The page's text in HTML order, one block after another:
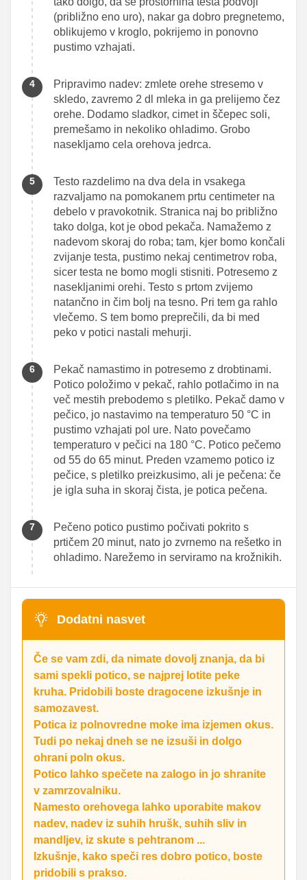
(približno eno uro), nakar ga dobro pregnetemo,
oblikujemo v kroglo, pokrijemo in ponovno
pustimo vzhajati.
Pripravimo nadev: zmlete orehe stresemo v
skledo, zavremo 2 dl mleka in ga prelijemo čez
orehe. Dodamo sladkor, cimet in ščepec soli,
premešamo in nekoliko ohladimo. Grobo
nasekljamo cela orehova jedrca.
Testo razdelimo na dva dela in vsakega
razvaljamo na pomokanem prtu centimeter na
debelo v pravokotnik. Stranica naj bo približno
tako dolga, kot je obod pekača. Namažemo z
nadevom skoraj do roba; tam, kjer bomo končali
zvijanje testa, pustimo nekaj centimetrov roba,
sicer testa ne bomo mogli stisniti. Potresemo z
nasekljanimi orehi. Testo s prtom zvijemo
natančno in čim bolj na tesno. Pri tem ga rahlo
vlečemo. S tem bomo preprečili, da bi med
peko v potici nastali mehurji.
Pekač namastimo in potresemo z drobtinami.
Potico položimo v pekač, rahlo potlačimo in na
več mestih prebodemo s pletilko. Pekač damo v
pečico, jo nastavimo na temperaturo 50 °C in
pustimo vzhajati pol ure. Nato povečamo
temperaturo v pečici na 180 °C. Potico pečemo
od 55 do 65 minut. Preden vzamemo potico iz
pečice, s pletilko preizkusimo, ali je pečena: če
je igla suha in skoraj čista, je potica pečena.
Pečeno potico pustimo počivati pokrito s
prtičem 20 minut, nato jo zvrnemo na rešetko in
ohladimo. Narežemo in serviramo na krožnikih.
Dodatni nasvet
Če se vam zdi, da nimate dovolj znanja, da bi
sami spekli potico, se najprej lotite peke
kruha. Pridobili boste dragocene izkušnje in
samozavest.
Potica iz polnovredne moke ima izjemen okus.
Tudi po nekaj dneh se ne izsuši in dolgo
ohrani poln okus.
Potico lahko spečete na zalogo in jo shranite
v zamrzovalniku.
Namesto orehovega lahko uporabite makov
nadev, nadev iz suhih hrušk, suhih sliv in
mandljev, iz skute s pehtranom ...
Izkušnje, kako speči res dobro potico, boste
pridobili s prakso.